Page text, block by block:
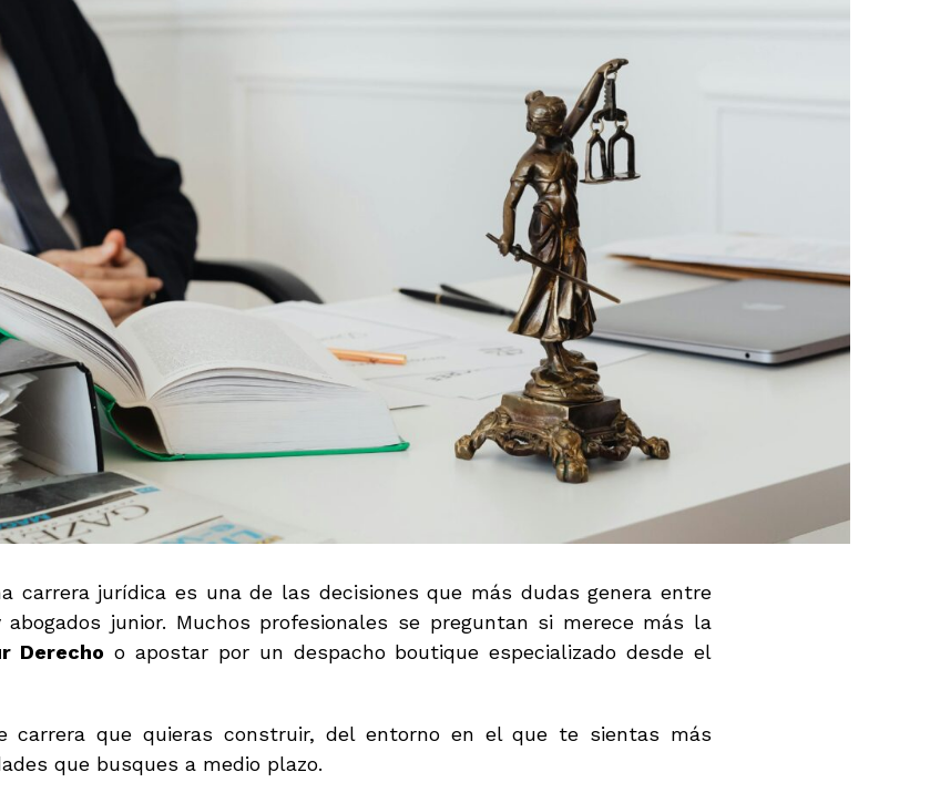
carrera jurídica es una de las decisiones que más dudas genera entre
junior. Muchos profesionales se preguntan si merece más la
Derecho o apostar por un despacho boutique especializado desde el
carrera que quieras construir, del entorno en el que te sientas más
que busques a medio plazo.